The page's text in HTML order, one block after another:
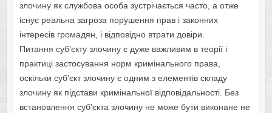
злочину як службова особа зустрічається часто, а отже
існує реальна загроза порушення прав і законних
інтересів громадян, і відповідно втрати довіри.
Питання суб’єкту злочину є дуже важливим в теорії і
практиці застосування норм кримінального права,
оскільки суб’єкт злочину є одним з елементів складу
злочину як підстави кримінальної відповідальності. Без
встановлення суб’єкта злочину не може бути виконане не